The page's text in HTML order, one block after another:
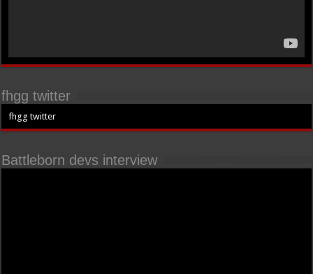
fhgg twitter
fhgg twitter
Battleborn devs interview